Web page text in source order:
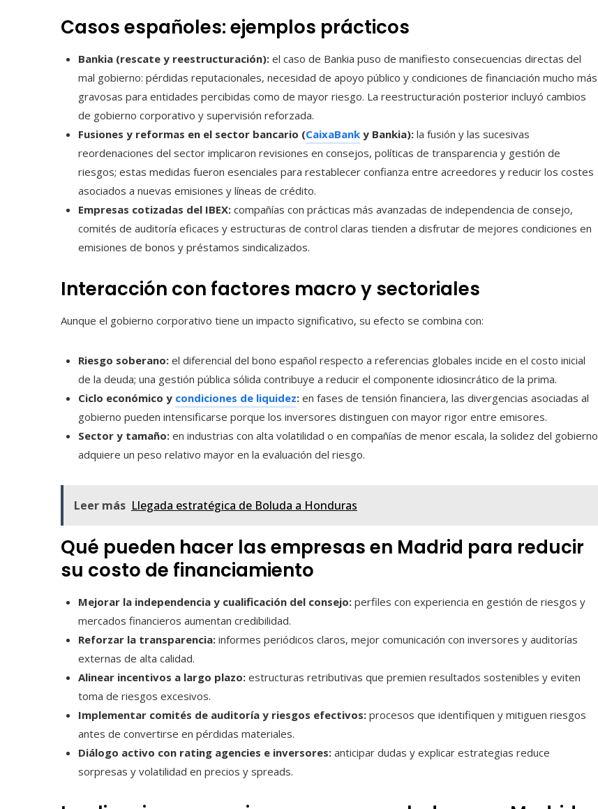
Casos españoles: ejemplos prácticos
Bankia (rescate y reestructuración): el caso de Bankia puso de manifiesto consecuencias directas del
mal gobierno: pérdidas reputacionales, necesidad de apoyo público y condiciones de financiación mucho más
gravosas para entidades percibidas como de mayor riesgo. La reestructuración posterior incluyó cambios
de gobierno corporativo y supervisión reforzada.
Fusiones y reformas en el sector bancario (CaixaBank y Bankia): la fusión y las sucesivas
reordenaciones del sector implicaron revisiones en consejos, políticas de transparencia y gestión de
riesgos; estas medidas fueron esenciales para restablecer confianza entre acreedores y reducir los costes
asociados a nuevas emisiones y líneas de crédito.
Empresas cotizadas del IBEX: compañías con prácticas más avanzadas de independencia de consejo,
comités de auditoría eficaces y estructuras de control claras tienden a disfrutar de mejores condiciones en
emisiones de bonos y préstamos sindicalizados.
Interacción con factores macro y sectoriales
Aunque el gobierno corporativo tiene un impacto significativo, su efecto se combina con:
Riesgo soberano: el diferencial del bono español respecto a referencias globales incide en el costo inicial
de la deuda; una gestión pública sólida contribuye a reducir el componente idiosincrático de la prima.
Ciclo económico y condiciones de liquidez: en fases de tensión financiera, las divergencias asociadas al
gobierno pueden intensificarse porque los inversores distinguen con mayor rigor entre emisores.
Sector y tamaño: en industrias con alta volatilidad o en compañías de menor escala, la solidez del gobierno
adquiere un peso relativo mayor en la evaluación del riesgo.
Leer más Llegada estratégica de Boluda a Honduras
Qué pueden hacer las empresas en Madrid para reducir
su costo de financiamiento
Mejorar la independencia y cualificación del consejo: perfiles con experiencia en gestión de riesgos y
mercados financieros aumentan credibilidad.
Reforzar la transparencia: informes periódicos claros, mejor comunicación con inversores y auditorías
externas de alta calidad.
Alinear incentivos a largo plazo: estructuras retributivas que premien resultados sostenibles y eviten
toma de riesgos excesivos.
Implementar comités de auditoría y riesgos efectivos: procesos que identifiquen y mitiguen riesgos
antes de convertirse en pérdidas materiales.
Diálogo activo con rating agencies e inversores: anticipar dudas y explicar estrategias reduce
sorpresas y volatilidad en precios y spreads.